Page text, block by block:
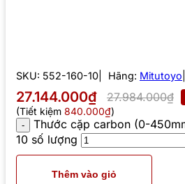
SKU: 552-160-10 Hãng: Mitutoyo
27.144.000₫ 27.984.000₫
(Tiết kiệm 840.000₫)
Thước cặp carbon (0-
10 số lượng
Thêm vào giỏ